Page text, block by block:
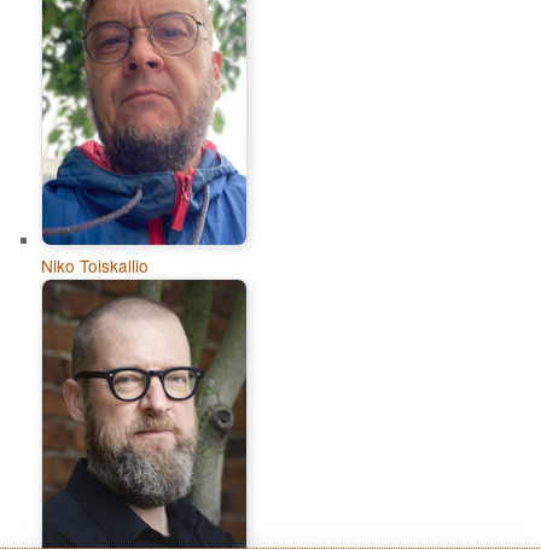
Niko Toiskallio